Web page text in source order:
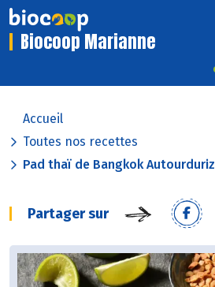
Biocoop Marianne
Accueil
Toutes nos recettes
Pad thaï de Bangkok Autourduriz
Partager sur